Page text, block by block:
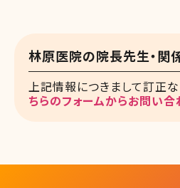
林原医院の院長先生・関
上記情報につきまして訂正な
ちらのフォームからお問い合